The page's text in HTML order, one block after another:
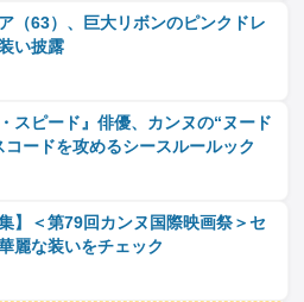
（63）、巨大リボンのピンクドレ
い披露
スピード』俳優、カンヌの“ヌード
コードを攻めるシースルールック
集】＜第79回カンヌ国際映画祭＞セ
麗な装いをチェック